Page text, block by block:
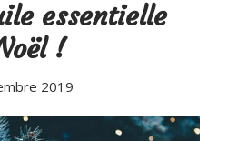
essentielle
!
2019